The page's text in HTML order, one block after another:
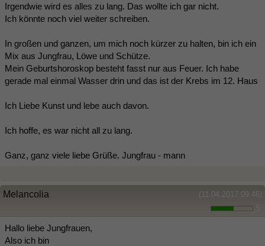
Irgendwie wird es alles zu lang. Das wollte ich gar nicht.
Ich könnte noch viel weiter schreiben.
In großen und ganzen, um mich noch kürzer zu halten, bin ich ein
Mix aus Jungfrau, Löwe und Schütze.
Mein Geburtshoroskop besteht fasst nur aus Feuer. Ich habe
gerade mal einmal Wasser drin und das ist der Krebs im 12. Haus
Ich Liebe Kunst und lebe auch davon.
Ich hoffe, es war nicht all zu lang.
Ganz, ganz viele liebe Grüße. Jungfrau - mann
(11.04.2017 09:46)
Melancolia
Hallo liebe Jungfrauen,
Also ich bin